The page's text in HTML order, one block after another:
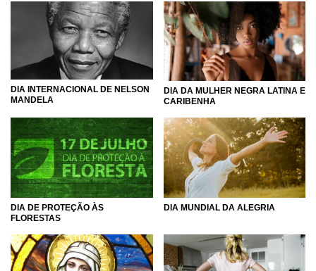
DIA INTERNACIONAL DE NELSON
MANDELA
DIA DA MULHER NEGRA LATINA E
CARIBENHA
DIA DE PROTEÇÃO ÀS
FLORESTAS
DIA MUNDIAL DA ALEGRIA